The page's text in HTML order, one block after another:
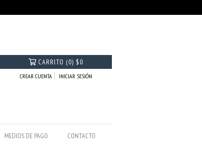
CARRITO (0) $0
CREAR CUENTA INICIAR SESIÓN
MEDIOS DE PAGO CONTACTO